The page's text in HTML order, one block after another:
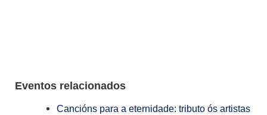
Eventos relacionados
Cancións para a eternidade: tributo ós artistas